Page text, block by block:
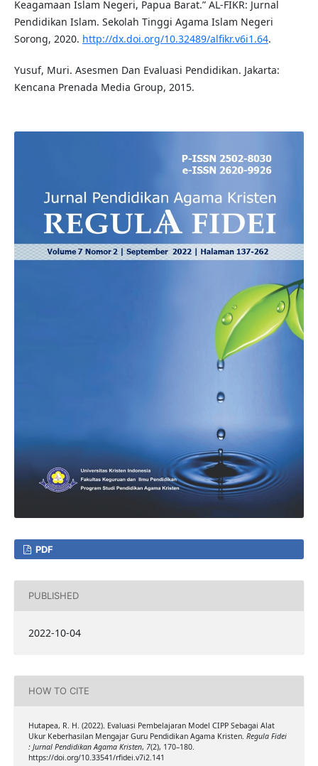
Keagamaan Islam Negeri, Papua Barat.” AL-FIKR: Jurnal
Pendidikan Islam. Sekolah Tinggi Agama Islam Negeri
Sorong, 2020. http://dx.doi.org/10.32489/alfikr.v6i1.64.
Yusuf, Muri. Asesmen Dan Evaluasi Pendidikan. Jakarta:
Kencana Prenada Media Group, 2015.
PDF
PUBLISHED
2022-10-04
HOW TO CITE
Hutapea, R. H. (2022). Evaluasi Pembelajaran Model CIPP Sebagai Alat
Ukur Keberhasilan Mengajar Guru Pendidikan Agama Kristen. Regula Fidei
: Jurnal Pendidikan Agama Kristen, 7(2), 170–180.
https://doi.org/10.33541/rfidei.v7i2.141